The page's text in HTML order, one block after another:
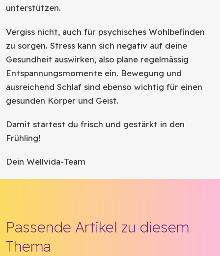
unterstützen.
Vergiss nicht, auch für psychisches Wohlbefinden
zu sorgen. Stress kann sich negativ auf deine
Gesundheit auswirken, also plane regelmässig
Entspannungsmomente ein. Bewegung und
ausreichend Schlaf sind ebenso wichtig für einen
gesunden Körper und Geist.
Damit startest du frisch und gestärkt in den
Frühling!
Dein Wellvida-Team
Passende Artikel zu diesem
Thema